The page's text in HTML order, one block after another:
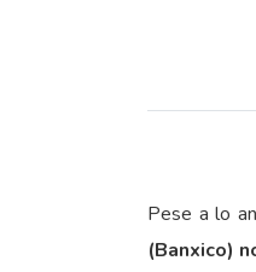
Pese a lo
(Banxico)